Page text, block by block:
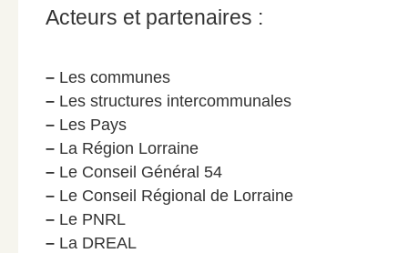
Acteurs et partenaires :
– Les communes
– Les structures intercommunales
– Les Pays
– La Région Lorraine
– Le Conseil Général 54
– Le Conseil Régional de Lorraine
– Le PNRL
– La DREAL